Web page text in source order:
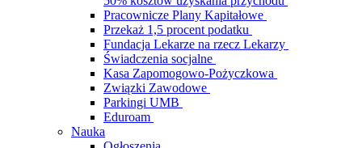
Pracownicze Plany Kapitałowe
Przekaż 1,5 procent podatku
Fundacja Lekarze na rzecz Lekarzy
Świadczenia socjalne
Kasa Zapomogowo-Pożyczkowa
Związki Zawodowe
Parkingi UMB
Eduroam
Nauka